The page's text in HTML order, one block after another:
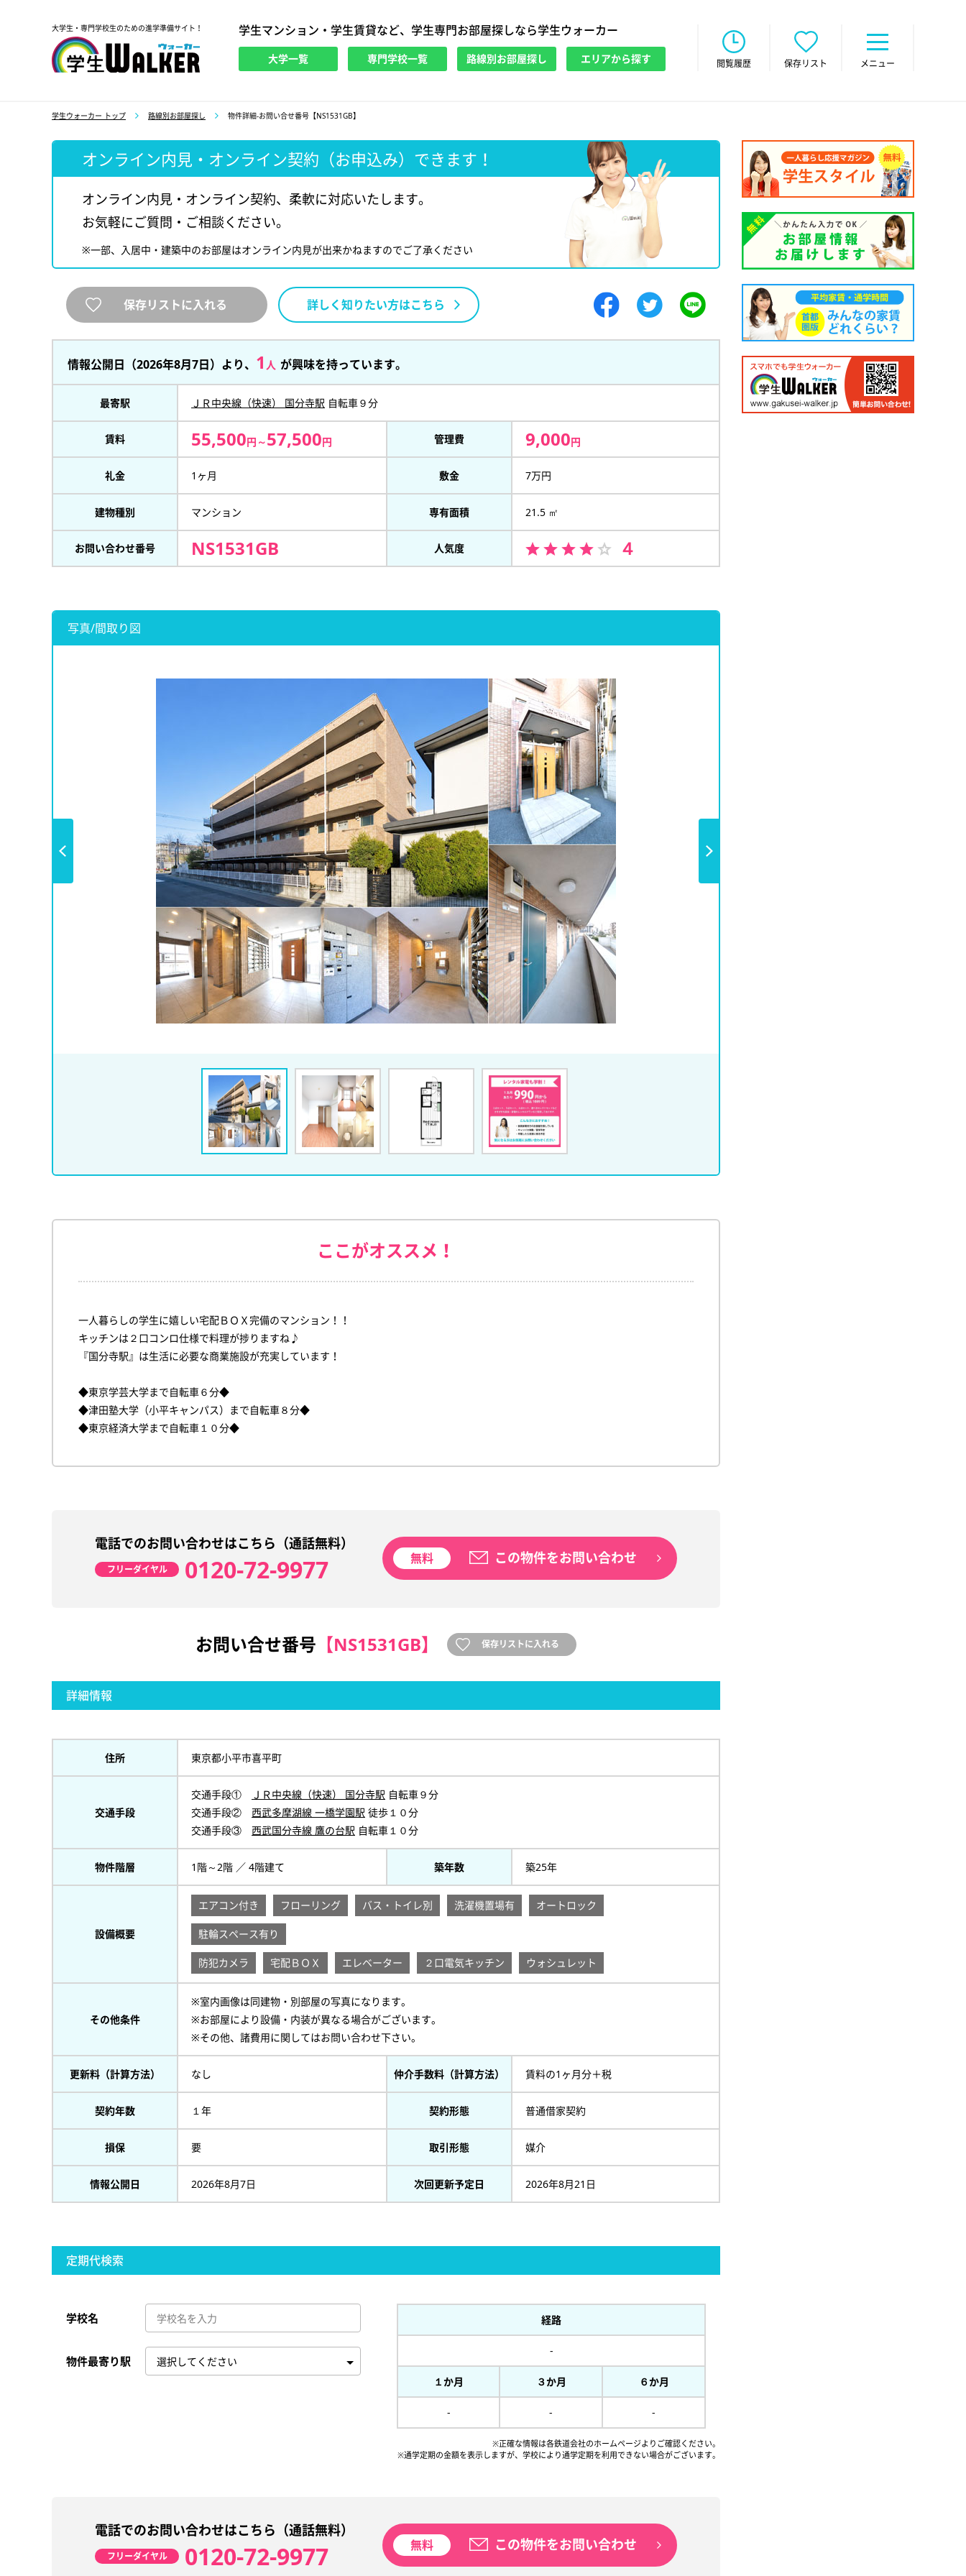
大学生・専門学校生のための進学準備サイト！ 学生マンション・学生賃貸など、学生専門お部屋探しなら学生ウォーカー
大学一覧 専門学校一覧 路線別お部屋探し エリアから探す 閲覧履歴 保存リスト メニュー
学生ウォーカー トップ 路線別お部屋探し 物件詳細-お問い合せ番号【NS1531GB】
オンライン内見・オンライン契約（お申込み）できます！
オンライン内見・オンライン契約、柔軟に対応いたします。
お気軽にご質問・ご相談ください。
※一部、入居中・建築中のお部屋はオンライン内見が出来かねますのでご了承ください
保存リストに入れる 詳しく知りたい方はこちら
情報公開日（2026年8月7日）より、 1 人 が興味を持っています。
最寄駅 ＪＲ中央線（快速） 国分寺駅 自転車９分
賃料 55,500円～57,500円 管理費 9,000円
礼金 1ヶ月 敷金 7万円
建物種別 マンション 専有面積 21.5 ㎡
お問い合わせ番号 NS1531GB 人気度 ４
写真/間取り図
ここがオススメ！
一人暮らしの学生に嬉しい宅配ＢＯＸ完備のマンション！！
キッチンは２口コンロ仕様で料理が捗りますね♪
『国分寺駅』は生活に必要な商業施設が充実しています！
◆東京学芸大学まで自転車６分◆
◆津田塾大学（小平キャンパス）まで自転車８分◆
◆東京経済大学まで自転車１０分◆
電話でのお問い合わせはこちら（通話無料）
フリーダイヤル 0120-72-9977 無料 この物件をお問い合わせ
お問い合せ番号 【NS1531GB】 保存リストに入れる
詳細情報
住所 東京都小平市喜平町
交通手段
交通手段① ＪＲ中央線（快速） 国分寺駅 自転車９分
交通手段② 西武多摩湖線 一橋学園駅 徒歩１０分
交通手段③ 西武国分寺線 鷹の台駅 自転車１０分
物件階層 1階～2階 ／ 4階建て 築年数 築25年
設備概要
エアコン付き フローリング バス・トイレ別 洗濯機置場有 オートロック
駐輪スペース有り
防犯カメラ 宅配ＢＯＸ エレベーター ２口電気キッチン ウォシュレット
その他条件
※室内画像は同建物・別部屋の写真になります。
※お部屋により設備・内装が異なる場合がございます。
※その他、諸費用に関してはお問い合わせ下さい。
更新料（計算方法） なし 仲介手数料（計算方法） 賃料の1ヶ月分＋税
契約年数 １年 契約形態 普通借家契約
損保 要 取引形態 媒介
情報公開日 2026年8月7日 次回更新予定日 2026年8月21日
定期代検索
学校名
物件最寄り駅
経路
-
１か月 ３か月 ６か月
- - -
※正確な情報は各鉄道会社のホームページよりご確認ください。
※通学定期の金額を表示しますが、 学校により通学定期を利用できない場合がございます。
電話でのお問い合わせはこちら（通話無料）
フリーダイヤル 0120-72-9977 無料 この物件をお問い合わせ